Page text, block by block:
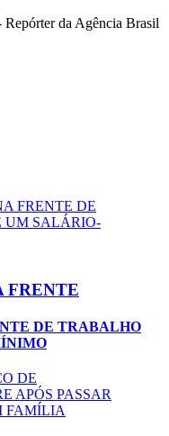
Repórter da Agência Brasil
FRENTE
DE TRABALHO